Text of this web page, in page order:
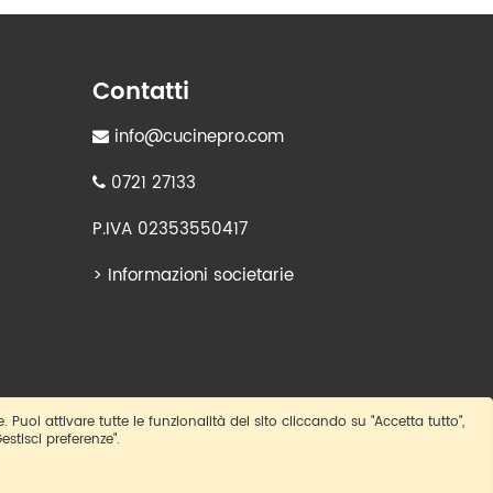
Contatti
info@cucinepro.com
0721 27133
P.IVA 02353550417
> Informazioni societarie
Puoi attivare tutte le funzionalità del sito cliccando su "Accetta tutto",
preferenze".